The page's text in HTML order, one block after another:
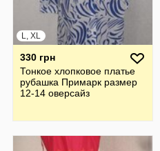
L, XL
330 грн
Тонкое хлопковое платье
рубашка Примарк размер
12-14 оверсайз